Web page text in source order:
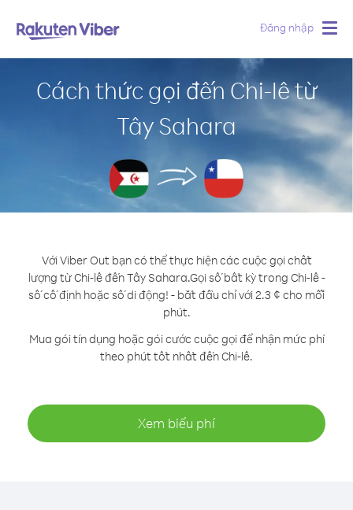
Đăng nhập
Cách thức gọi đến Chi-lê từ
Tây Sahara
Với Viber Out bạn có thể thực hiện các cuộc gọi chất
lượng từ Chi-lê đến Tây Sahara.Gọi số bất kỳ trong Chi-lê -
số cố định hoặc số di động! - bắt đầu chỉ với 2.3 ¢ cho mỗi
phút.
Mua gói tín dụng hoặc gói cước cuộc gọi để nhận mức phí
theo phút tốt nhất đến Chi-lê.
Xem biểu phí